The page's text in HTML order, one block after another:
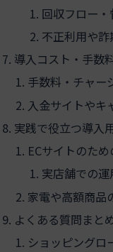
回収フロー
不正利用や
導入コスト・手数
手数料・チャー
入金サイトやキ
実践で役立つ導入
ECサイトのた
実店舗での
家電や高額商品
よくある質問まと
ショッピングロ